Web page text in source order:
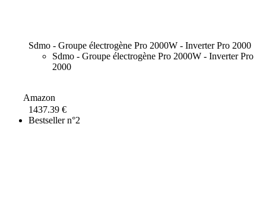
Sdmo - Groupe électrogène Pro 2000W - Inverter Pro 2000
Sdmo - Groupe électrogène Pro 2000W - Inverter Pro
2000
Amazon
1437.39 €
Bestseller n°2